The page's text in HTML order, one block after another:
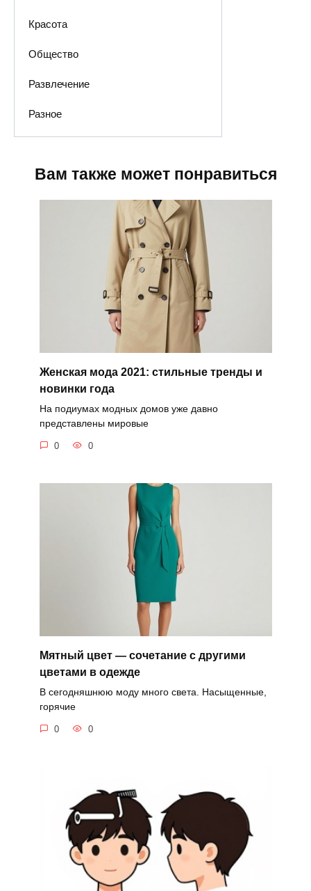
Красота
Общество
Развлечение
Разное
Вам также может понравиться
Женская мода 2021: стильные тренды и
новинки года
На подиумах модных домов уже давно
представлены мировые
0 0
Мятный цвет — сочетание с другими
цветами в одежде
В сегодняшнюю моду много света. Насыщенные,
горячие
0 0